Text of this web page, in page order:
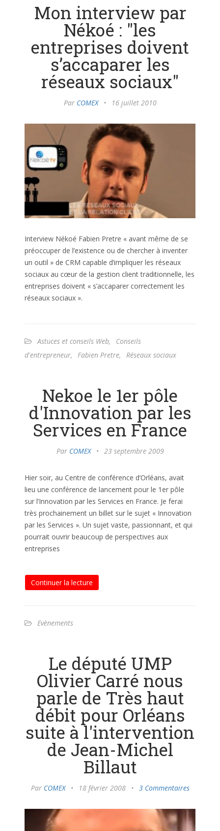
Mon interview par
Nékoé : "les
entreprises doivent
s’accaparer les
réseaux sociaux"
Par COMEX • 16 juillet 2010
Interview Nékoé Fabien Pretre « avant même de se
préoccuper de l’existence ou de chercher à inventer
un outil » de CRM capable d’impliquer les réseaux
sociaux au cœur de la gestion client traditionnelle, les
entreprises doivent « s’accaparer correctement les
réseaux sociaux ».
Astuces et conseils Web,
Conseils
d'entrepreneur, Fabien Pretre, Réseaux sociaux
Nekoe le 1er pôle
d'Innovation par les
Services en France
Par COMEX • 23 septembre 2009
Hier soir, au Centre de conférence d’Orléans, avait
lieu une conférence de lancement pour le 1er pôle
sur l’Innovation par les Services en France. Je ferai
très prochainement un billet sur le sujet « Innovation
par les Services ». Un sujet vaste, passionnant, et qui
pourrait ouvrir beaucoup de perspectives aux
entreprises
Continuer la lecture
Evènements
Le député UMP
Olivier Carré nous
parle de Très haut
débit pour Orléans
suite à l'intervention
de Jean-Michel
Billaut
Par COMEX • 18 février 2008 • 3 Commentaires